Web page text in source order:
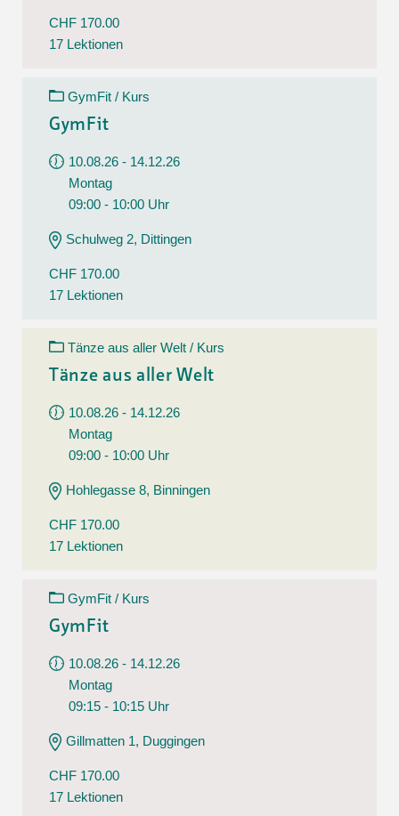
CHF 170.00
17 Lektionen
GymFit / Kurs
GymFit
10.08.26 - 14.12.26
Montag
09:00 - 10:00 Uhr
Schulweg 2, Dittingen
CHF 170.00
17 Lektionen
Tänze aus aller Welt / Kurs
Tänze aus aller Welt
10.08.26 - 14.12.26
Montag
09:00 - 10:00 Uhr
Hohlegasse 8, Binningen
CHF 170.00
17 Lektionen
GymFit / Kurs
GymFit
10.08.26 - 14.12.26
Montag
09:15 - 10:15 Uhr
Gillmatten 1, Duggingen
CHF 170.00
17 Lektionen